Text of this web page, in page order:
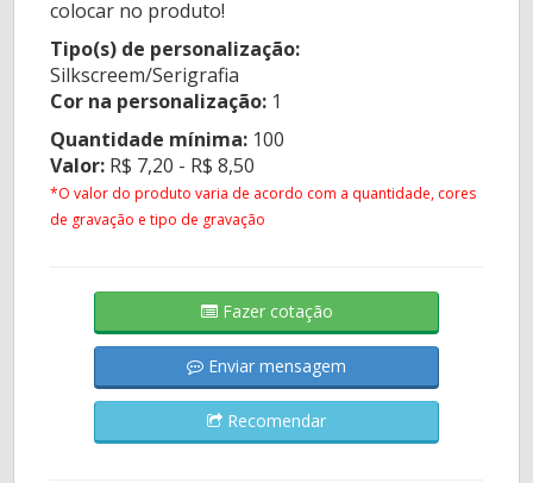
colocar no produto!
Tipo(s) de personalização:
Silkscreem/Serigrafia
Cor na personalização: 1
Quantidade mínima: 100
Valor: R$ 7,20 - R$ 8,50
*O valor do produto varia de acordo com a quantidade, cores
de gravação e tipo de gravação
Fazer cotação
Enviar mensagem
Recomendar